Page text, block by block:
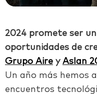
2024 promete ser
oportunidades de
Grupo Aire y Aslan
Un año más hemos
encuentros